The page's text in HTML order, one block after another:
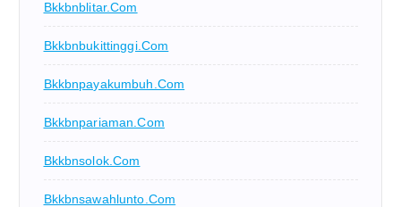
Bkkbnblitar.com
Bkkbnbukittinggi.com
Bkkbnpayakumbuh.com
Bkkbnpariaman.com
Bkkbnsolok.com
Bkkbnsawahlunto.com